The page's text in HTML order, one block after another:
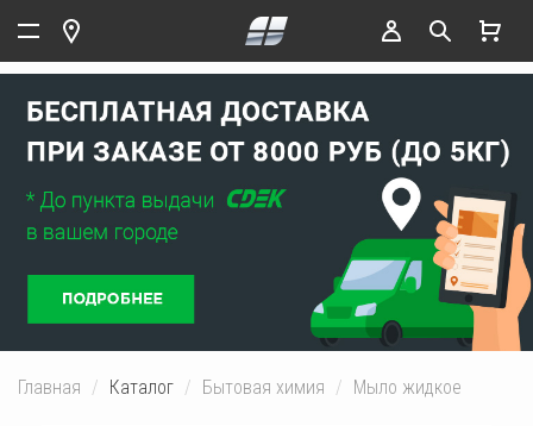
Главная Каталог Бытовая химия Мыло жидкое